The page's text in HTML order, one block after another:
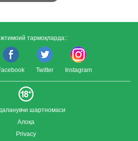
тармоқларда::
Twitter Instagram
шартномаси
Алоқа
Privacy